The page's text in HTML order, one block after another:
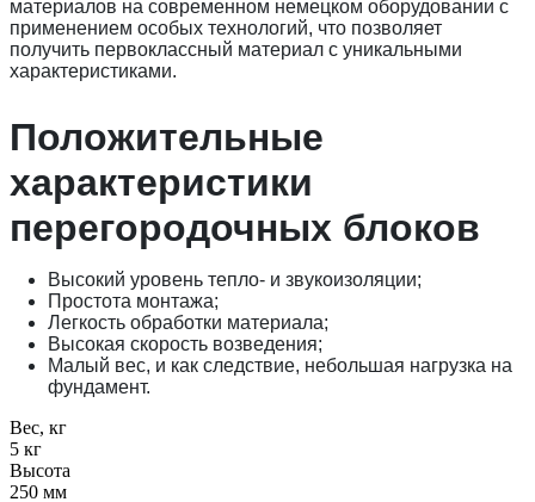
материалов на современном немецком оборудовании с
применением особых технологий, что позволяет
получить первоклассный материал с уникальными
характеристиками.
Положительные
характеристики
перегородочных блоков
Высокий уровень тепло- и звукоизоляции;
Простота монтажа;
Легкость обработки материала;
Высокая скорость возведения;
Малый вес, и как следствие, небольшая нагрузка на
фундамент.
Вес, кг
5 кг
Высота
250 мм